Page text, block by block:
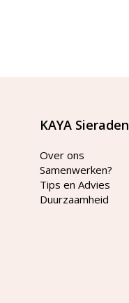
KAYA Sieraden
Over ons
Samenwerken?
Tips en Advies
Duurzaamheid